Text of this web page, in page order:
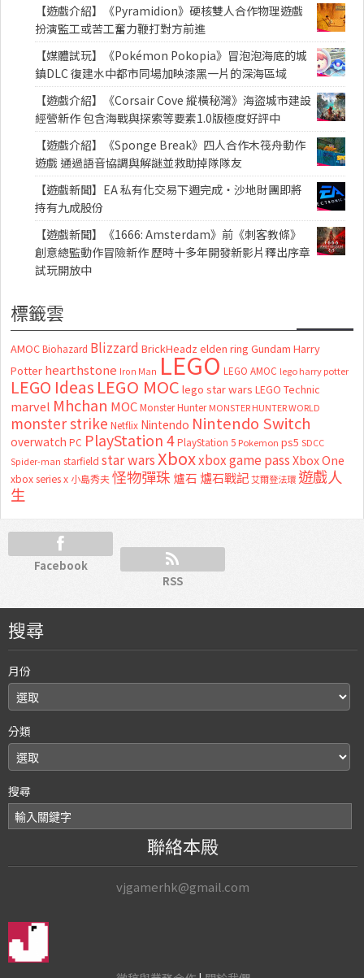
【遊戲介紹】《Pyramidion》硬核雙人合作物理遊戲
扮演監工或苦工奮力鞭打對方前進
【媒體試玩】《Pokémon Pokopia》冒泡泡海底的城
鎮DLC 復建水中都市同場加映漆黑一片的深海區域
【遊戲介紹】《Corsair Cove 縱橫秘灣》海盜城市建設
經營新作 包含海戰與探索等要素1.0版極度好評中
【遊戲介紹】《Sponge Break》四人合作木筏舟動作
遊戲 通過語音協調與解謎並救助掉隊隊友
【遊戲新聞】EA 私有化交易下週完成・沙地財團即將
持有九成股份
【遊戲新聞】《1666: Amsterdam》前《刺客教條》
創意總監動作冒險新作 歷時十多年開發新影片釋出序章
試玩開放中
標籤雲
AMOC Biohazard Blizzard BrickHeadz elden ring Gundam Harry
Potter hearthstone Iron Man LEGO LEGO AMOC lego harry potter
LEGO Ideas LEGO MOC lego star wars LEGO Technic
marvel Mhchan MOC Monster Hunter MONSTER HUNTER WORLD
monster strike Netflix Nintendo Nintendo Switch
overwatch PC PlayStation 4 PlayStation 5 Pokemon ps5 SDCC
Spider-man starfield star warsXboxxbox game passXbox One
xbox series x 小島秀夫怪物彈珠 爐石 爐石戰記艾爾登法環 遊戲人
生
Facebook
RSS
搜尋
月份
分類
搜尋
聯絡本殿
vjgamerhk@gmail.com